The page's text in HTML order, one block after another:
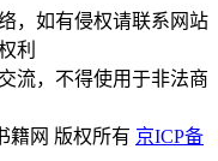
，如有侵权请联系网站
利
流，不得使用于非法商
籍网 版权所有 京ICP备